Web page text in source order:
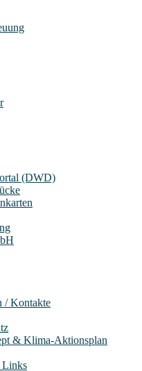
(DWD)
/ Kontakte
& Klima-Aktionsplan
Links